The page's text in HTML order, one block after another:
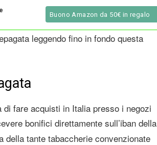
Buono Amazon da 50€ in regalo
leggendo fino in fondo questa
fare acquisti in Italia presso i negozi
bonifici direttamente sull’iban della
tante tabaccherie convenzionate